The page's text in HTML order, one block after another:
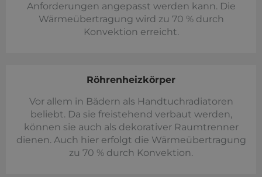
Anforderungen angepasst werden kann. Die
Wärmeübertragung wird zu 70 % durch
Konvektion erreicht.
Röhrenheizkörper
Vor allem in Bädern als Handtuchradiatoren
beliebt. Da sie freistehend verbaut werden,
können sie auch als dekorativer Raumtrenner
dienen. Auch hier erfolgt die Wärmeübertragung
zu 70 % durch Konvektion.